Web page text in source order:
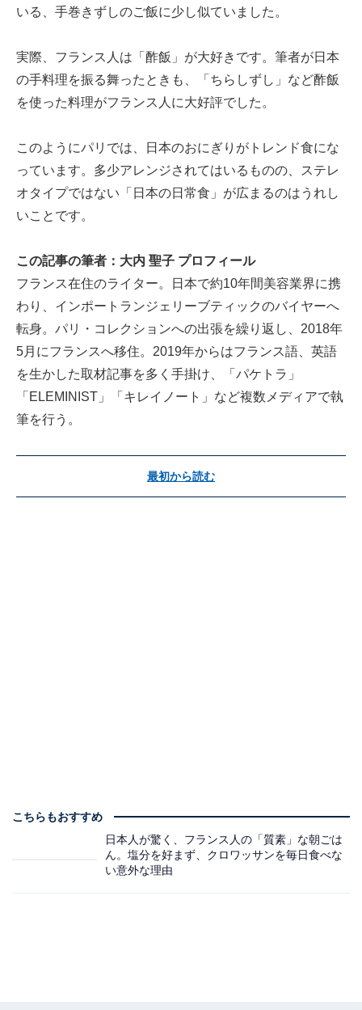
いる、手巻きずしのご飯に少し似ていました。
実際、フランス人は「酢飯」が大好きです。筆者が日本
の手料理を振る舞ったときも、「ちらしずし」など酢飯
を使った料理がフランス人に大好評でした。
このようにパリでは、日本のおにぎりがトレンド食にな
っています。多少アレンジされてはいるものの、ステレ
オタイプではない「日本の日常食」が広まるのはうれし
いことです。
この記事の筆者：大内 聖子 プロフィール
フランス在住のライター。日本で約10年間美容業界に携
わり、インポートランジェリーブティックのバイヤーへ
転身。パリ・コレクションへの出張を繰り返し、2018年
5月にフランスへ移住。2019年からはフランス語、英語
を生かした取材記事を多く手掛け、「パケトラ」
「ELEMINIST」「キレイノート」など複数メディアで執
筆を行う。
最初から読む
こちらもおすすめ
日本人が驚く、フランス人の「質素」な朝ごは
ん。塩分を好まず、クロワッサンを毎日食べな
い意外な理由